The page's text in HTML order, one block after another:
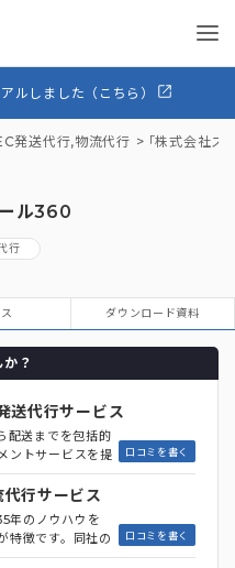
しました（こちら）
発送代行,物流代行 「株式会社ス
ル360
行
ダウンロード資料
？
代行サービス
配送までを包括的
ントサービスを提
方位で担う体制
世代CRM物流」
行に留まらず、顧
ビスを展開してお
深める支援が可能
口コミを書く
行サービス
年のノウハウを
特徴です。同社の
ECマーケティン
口コミを書く